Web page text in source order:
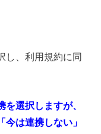
し、利用規約に同
選択しますが、
は連携しない」